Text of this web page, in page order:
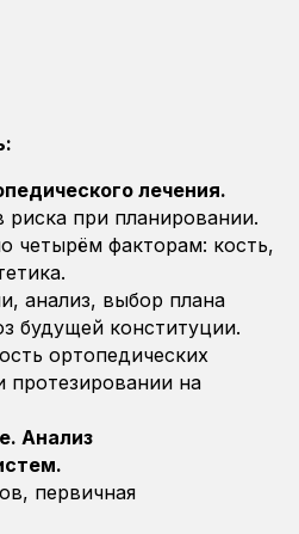
лечения.
риска при планировании.
четырём факторам: кость,
анализ, выбор плана
будущей конституции.
ортопедических
протезировании на
Анализ
первичная